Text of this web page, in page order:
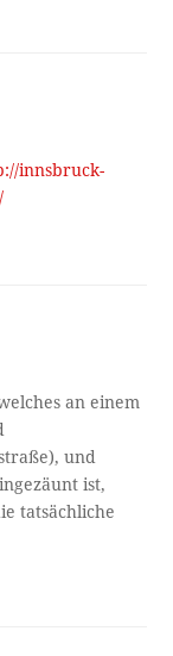
innsbruck-
an einem
und
ist,
tatsächliche